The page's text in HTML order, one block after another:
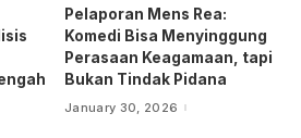
Pelaporan Mens Rea:
Komedi Bisa Menyinggung
Perasaan Keagamaan, tapi
Bukan Tindak Pidana
January 30, 2026